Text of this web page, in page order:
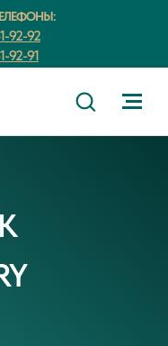
92-92
92-91